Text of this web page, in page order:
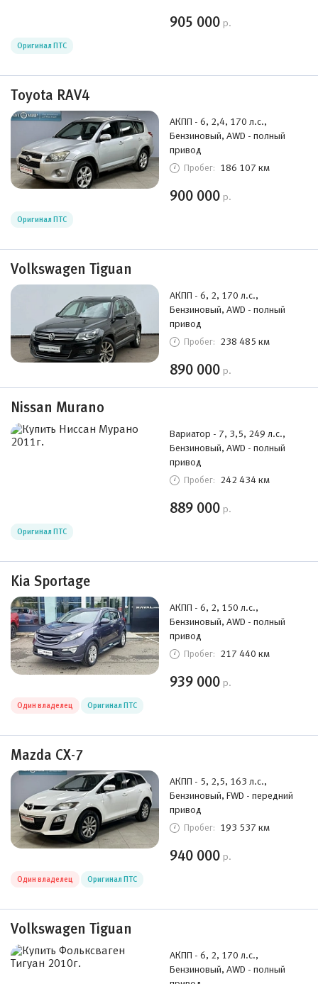
905 000 р.
Оригинал ПТС
Toyota RAV4
АКПП - 6, 2,4, 170 л.с.,
Бензиновый, AWD - полный
привод
Пробег: 186 107 км
900 000 р.
Оригинал ПТС
Volkswagen Tiguan
АКПП - 6, 2, 170 л.с.,
Бензиновый, AWD - полный
привод
Пробег: 238 485 км
890 000 р.
Nissan Murano
Вариатор - 7, 3,5, 249 л.с.,
Бензиновый, AWD - полный
привод
Пробег: 242 434 км
889 000 р.
Оригинал ПТС
Kia Sportage
АКПП - 6, 2, 150 л.с.,
Бензиновый, AWD - полный
привод
Пробег: 217 440 км
939 000 р.
Один владелец Оригинал ПТС
Mazda CX-7
АКПП - 5, 2,5, 163 л.с.,
Бензиновый, FWD - передний
привод
Пробег: 193 537 км
940 000 р.
Один владелец Оригинал ПТС
Volkswagen Tiguan
АКПП - 6, 2, 170 л.с.,
Бензиновый, AWD - полный